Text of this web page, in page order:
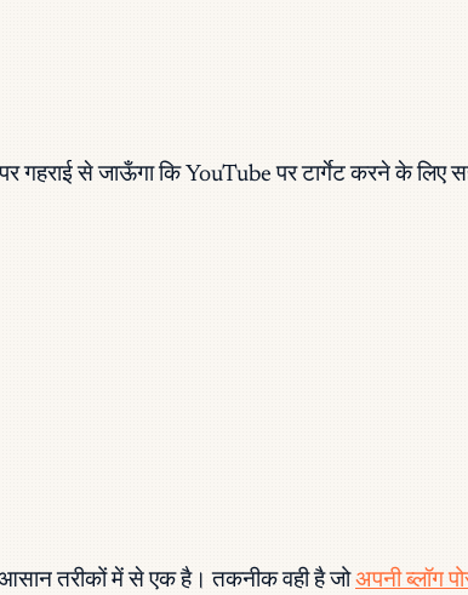
से जाऊँगा कि YouTube पर टार्गेट करने के लिए
तरीकों में से एक है। तकनीक वही है जोअपनी ब्लॉग